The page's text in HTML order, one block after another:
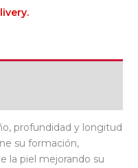
profundidad y longitud
su formación,
la piel mejorando su